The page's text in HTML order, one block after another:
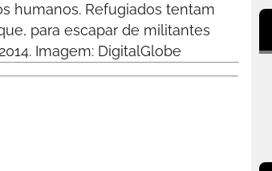
humanos. Refugiados tentam
para escapar de militantes
Imagem: DigitalGlobe